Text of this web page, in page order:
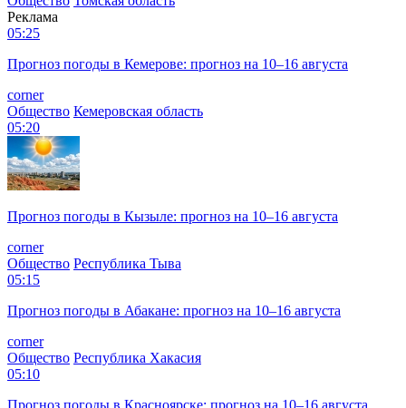
Реклама
05:25
Прогноз погоды в Кемерове: прогноз на 10–16 августа
corner
Общество Кемеровская область
05:20
Прогноз погоды в Кызыле: прогноз на 10–16 августа
corner
Общество Республика Тыва
05:15
Прогноз погоды в Абакане: прогноз на 10–16 августа
corner
Общество Республика Хакасия
05:10
Прогноз погоды в Красноярске: прогноз на 10–16 августа